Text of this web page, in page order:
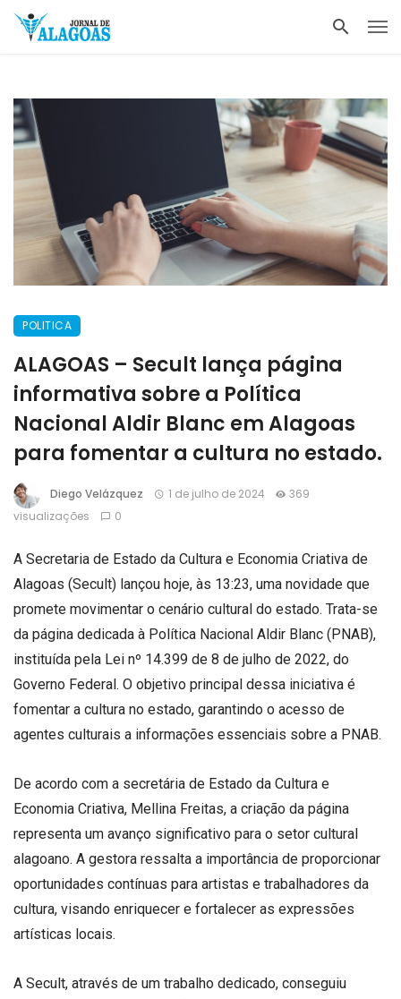
POLITICA
ALAGOAS – Secult lança página
informativa sobre a Política
Nacional Aldir Blanc em Alagoas
para fomentar a cultura no estado.
Diego Velázquez 1 de julho de 2024
369
visualizações
0
A Secretaria de Estado da Cultura e Economia Criativa de
Alagoas (Secult) lançou hoje, às 13:23, uma novidade que
promete movimentar o cenário cultural do estado. Trata-se
da página dedicada à Política Nacional Aldir Blanc (PNAB),
instituída pela Lei nº 14.399 de 8 de julho de 2022, do
Governo Federal. O objetivo principal dessa iniciativa é
fomentar a cultura no estado, garantindo o acesso de
agentes culturais a informações essenciais sobre a PNAB.
De acordo com a secretária de Estado da Cultura e
Economia Criativa, Mellina Freitas, a criação da página
representa um avanço significativo para o setor cultural
alagoano. A gestora ressalta a importância de proporcionar
oportunidades contínuas para artistas e trabalhadores da
cultura, visando enriquecer e fortalecer as expressões
artísticas locais.
A Secult, através de um trabalho dedicado, conseguiu